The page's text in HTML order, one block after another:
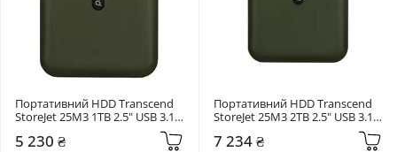
Портативний HDD Transcend
StoreJet 25M3 1TB 2.5" USB 3.1
Military Green (TS1TSJ25M3G)
5 230 ₴
Портативний HDD Transcend
StoreJet 25M3 2TB 2.5" USB 3.1
Military Green (TS2TSJ25M3G)
7 234 ₴